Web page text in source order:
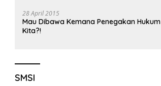
28 April 2015
Mau Dibawa Kemana Penegakan Hukum
Kita?!
SMSI